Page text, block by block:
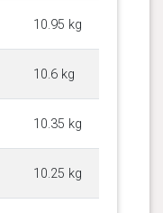
10.95 kg
10.6 kg
10.35 kg
10.25 kg